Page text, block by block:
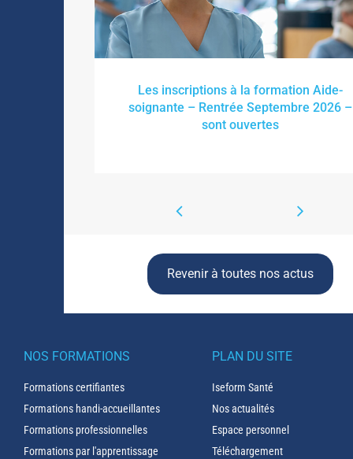
Les inscriptions à la formation Aide-
soignante – Rentrée Septembre 2026 –
sont ouvertes
Revenir à toutes nos actus
NOS FORMATIONS
Formations certifiantes
Formations handi-accueillantes
Formations professionnelles
Formations par l'apprentissage
PLAN DU SITE
Iseform Santé
Nos actualités
Espace personnel
Téléchargement